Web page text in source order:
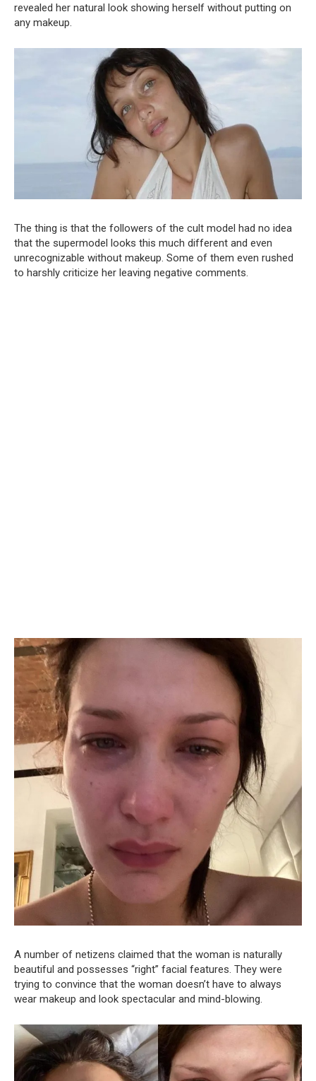
revealed her natural look showing herself without putting on
any makeup.
The thing is that the followers of the cult model had no idea
that the supermodel looks this much different and even
unrecognizable without makeup. Some of them even rushed
to harshly criticize her leaving negative comments.
A number of netizens claimed that the woman is naturally
beautiful and possesses “right” facial features. They were
trying to convince that the woman doesn’t have to always
wear makeup and look spectacular and mind-blowing.